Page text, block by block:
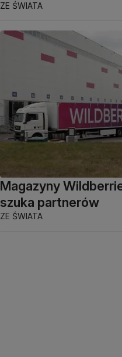
ZE ŚWIATA
Magazyny
szuka partnerów
ZE ŚWIATA